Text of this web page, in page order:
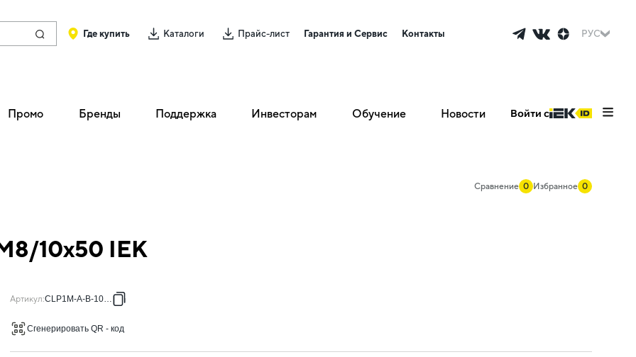
Где купить Каталоги Прайс-лист Гарантия и Сервис Контакты РУС
Промо Бренды Поддержка Инвесторам Обучение Новости Войти с
Сравнение 0 Избранное 0
10х50 IEK
Артикул:CLP1M-A-B-10-50
Сгенерировать QR - код